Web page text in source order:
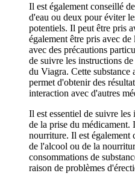
Il est également conseillé
d'eau ou deux pour éviter
potentiels. Il peut être pris
également être pris avec
avec des précautions
de suivre les instructions
du Viagra. Cette substance
permet d'obtenir des
interaction avec d'autres
Il est essentiel de suivre
de la prise du médicament.
nourriture. Il est également
de l'alcool ou de la
consommations de
raison de problèmes